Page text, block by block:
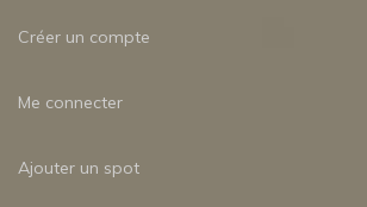
Créer un compte
Me connecter
Ajouter un spot